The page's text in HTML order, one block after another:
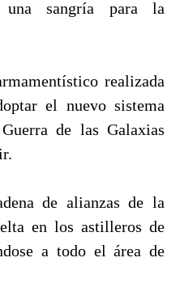
una sangría para la
realizada
el nuevo sistema
de las Galaxias
de alianzas de la
en los astilleros de
a todo el área de